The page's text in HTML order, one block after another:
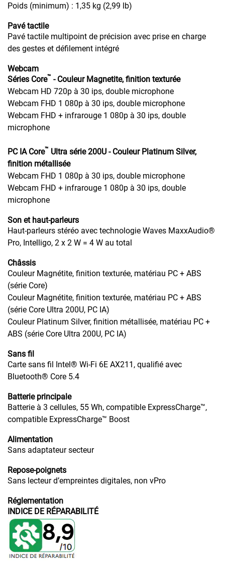
Poids (minimum) : 1,35 kg (2,99 lb)
Pavé tactile
Pavé tactile multipoint de précision avec prise en charge
des gestes et défilement intégré
Webcam
Séries Core™ - Couleur Magnetite, finition texturée
Webcam HD 720p à 30 ips, double microphone
Webcam FHD 1 080p à 30 ips, double microphone
Webcam FHD + infrarouge 1 080p à 30 ips, double
microphone
PC IA Core™ Ultra série 200U - Couleur Platinum Silver,
finition métallisée
Webcam FHD 1 080p à 30 ips, double microphone
Webcam FHD + infrarouge 1 080p à 30 ips, double
microphone
Son et haut-parleurs
Haut-parleurs stéréo avec technologie Waves MaxxAudio®
Pro, Intelligo, 2 x 2 W = 4 W au total
Châssis
Couleur Magnétite, finition texturée, matériau PC + ABS
(série Core)
Couleur Magnétite, finition texturée, matériau PC + ABS
(série Core Ultra 200U, PC IA)
Couleur Platinum Silver, finition métallisée, matériau PC +
ABS (série Core Ultra 200U, PC IA)
Sans fil
Carte sans fil Intel® Wi-Fi 6E AX211, qualifié avec
Bluetooth® Core 5.4
Batterie principale
Batterie à 3 cellules, 55 Wh, compatible ExpressCharge™,
compatible ExpressCharge™ Boost
Alimentation
Sans adaptateur secteur
Repose-poignets
Sans lecteur d’empreintes digitales, non vPro
Réglementation
INDICE DE RÉPARABILITÉ